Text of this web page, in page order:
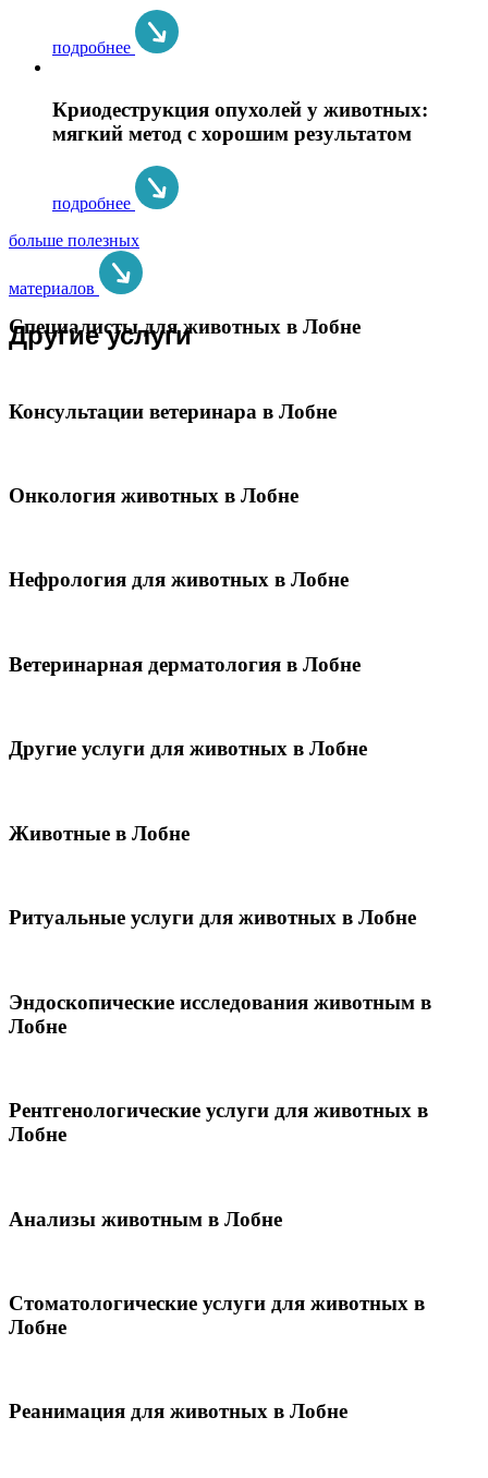
подробнее
Криодеструкция опухолей у животных:
мягкий метод с хорошим результатом
подробнее
больше полезных
материалов
Другие услуги
Специалисты для животных в Лобне
Консультации ветеринара в Лобне
Онкология животных в Лобне
Нефрология для животных в Лобне
Ветеринарная дерматология в Лобне
Другие услуги для животных в Лобне
Животные в Лобне
Ритуальные услуги для животных в Лобне
Эндоскопические исследования животным в
Лобне
Рентгенологические услуги для животных в
Лобне
Анализы животным в Лобне
Стоматологические услуги для животных в
Лобне
Реанимация для животных в Лобне